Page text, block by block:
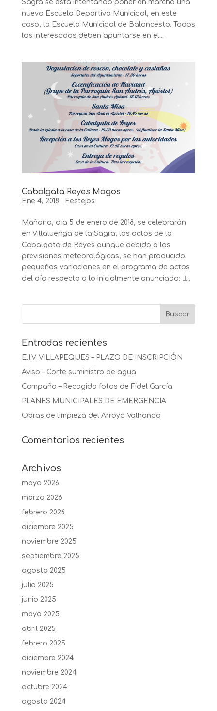
Sagra se está intentando poner en marcha una
nueva Escuela Deportiva Municipal, en este
caso, la Escuela Municipal de Baloncesto. Todos
los interesados deben apuntarse en el...
Cabalgata Reyes Magos
Ene 4, 2018 Festejos
Mañana, día 5 de enero de 2018, se celebrarán
en Villaluenga de la Sagra, los actos de la
Cabalgata de Reyes aunque debido a las
previsiones meteorológicas, se han producido
pequeñas variaciones en el programa de actos
del día respecto a lo inicialmente anunciado: ...
Entradas recientes
E.I.V. VILLAPEQUES – PLAZO DE INSCRIPCIÓN
Aviso – Corte suministro de agua
Campaña – Recogida fotos de Fidel García
PLANES MUNICIPALES DE EMERGENCIA
Obras de limpieza del Arroyo Valhondo
Comentarios recientes
Archivos
mayo 2026
marzo 2026
febrero 2026
diciembre 2025
noviembre 2025
septiembre 2025
agosto 2025
julio 2025
junio 2025
mayo 2025
abril 2025
febrero 2025
diciembre 2024
noviembre 2024
octubre 2024
agosto 2024